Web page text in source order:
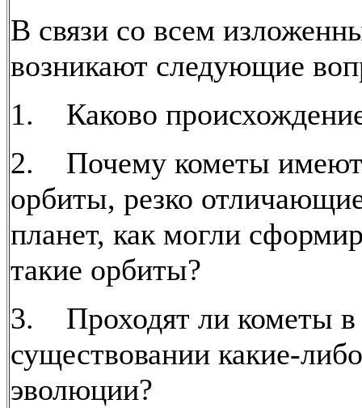
В связи со всем
возникают следующие
1. Каково
2. Почему кометы имеют
орбиты, резко
планет, как могли
такие орбиты?
3. Проходят ли кометы в
существовании какие-
эволюции?